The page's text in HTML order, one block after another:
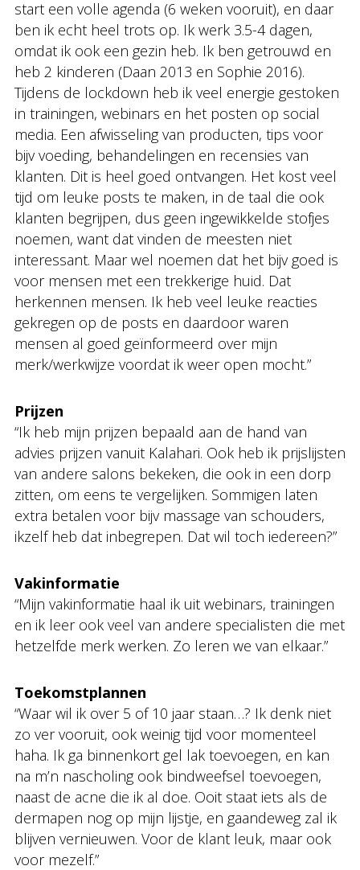
start een volle agenda (6 weken vooruit), en daar
ben ik echt heel trots op. Ik werk 3.5-4 dagen,
omdat ik ook een gezin heb. Ik ben getrouwd en
heb 2 kinderen (Daan 2013 en Sophie 2016).
Tijdens de lockdown heb ik veel energie gestoken
in trainingen, webinars en het posten op social
media. Een afwisseling van producten, tips voor
bijv voeding, behandelingen en recensies van
klanten. Dit is heel goed ontvangen. Het kost veel
tijd om leuke posts te maken, in de taal die ook
klanten begrijpen, dus geen ingewikkelde stofjes
noemen, want dat vinden de meesten niet
interessant. Maar wel noemen dat het bijv goed is
voor mensen met een trekkerige huid. Dat
herkennen mensen. Ik heb veel leuke reacties
gekregen op de posts en daardoor waren
mensen al goed geïnformeerd over mijn
merk/werkwijze voordat ik weer open mocht.”
Prijzen
“Ik heb mijn prijzen bepaald aan de hand van
advies prijzen vanuit Kalahari. Ook heb ik prijslijsten
van andere salons bekeken, die ook in een dorp
zitten, om eens te vergelijken. Sommigen laten
extra betalen voor bijv massage van schouders,
ikzelf heb dat inbegrepen. Dat wil toch iedereen?”
Vakinformatie
“Mijn vakinformatie haal ik uit webinars, trainingen
en ik leer ook veel van andere specialisten die met
hetzelfde merk werken. Zo leren we van elkaar.”
Toekomstplannen
“Waar wil ik over 5 of 10 jaar staan…? Ik denk niet
zo ver vooruit, ook weinig tijd voor momenteel
haha. Ik ga binnenkort gel lak toevoegen, en kan
na m’n nascholing ook bindweefsel toevoegen,
naast de acne die ik al doe. Ooit staat iets als de
dermapen nog op mijn lijstje, en gaandeweg zal ik
blijven vernieuwen. Voor de klant leuk, maar ook
voor mezelf.”